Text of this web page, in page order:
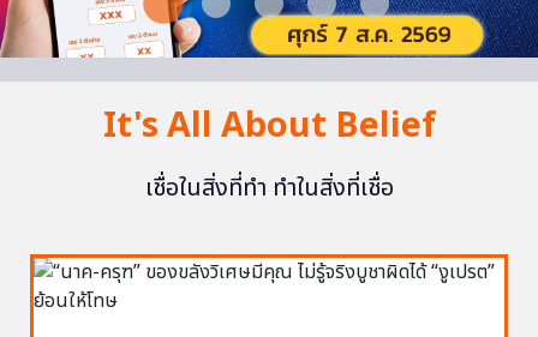
It's All About Belief
เชื่อในสิ่งที่ทำ ทำในสิ่งที่เชื่อ